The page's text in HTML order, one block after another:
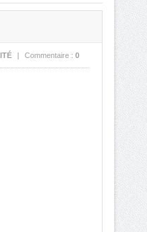
| Commentaire : 0